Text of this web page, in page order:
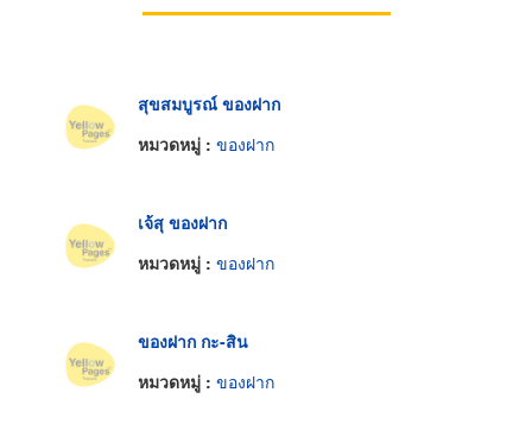
สุขสมบูรณ์ ของฝาก
หมวดหมู่ : ของฝาก
เจ้สุ ของฝาก
หมวดหมู่ : ของฝาก
ของฝาก กะ-สิน
หมวดหมู่ : ของฝาก